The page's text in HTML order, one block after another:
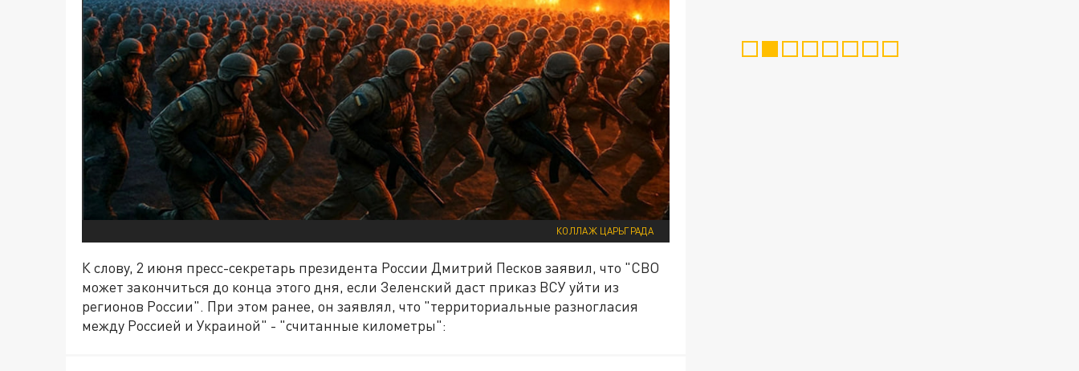
КОЛЛАЖ ЦАРЬГРАДА
К слову, 2 июня пресс-секретарь президента России Дмитрий Песков заявил, что "СВО
может закончиться до конца этого дня, если Зеленский даст приказ ВСУ уйти из
регионов России". При этом ранее, он заявлял, что "территориальные разногласия
между Россией и Украиной" - "считанные километры":